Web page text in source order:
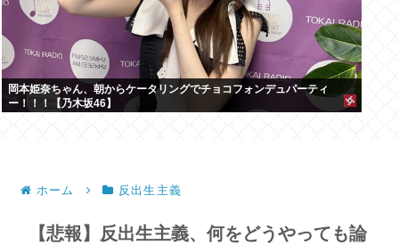
岡本姫奈ちゃん、朝からケータリングでチョコフォンデュパーティ
ー！！！【乃木坂46】
ホーム 反出生主義
【悲報】反出生主義、何をどうやっても論